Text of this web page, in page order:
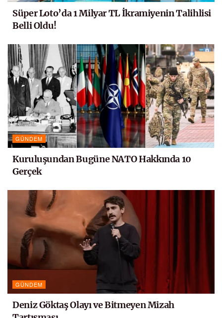
Süper Loto’da 1 Milyar TL İkramiyenin Talihlisi
Belli Oldu!
GÜNDEM
Kuruluşundan Bugüne NATO Hakkında 10
Gerçek
GÜNDEM
Deniz Göktaş Olayı ve Bitmeyen Mizah